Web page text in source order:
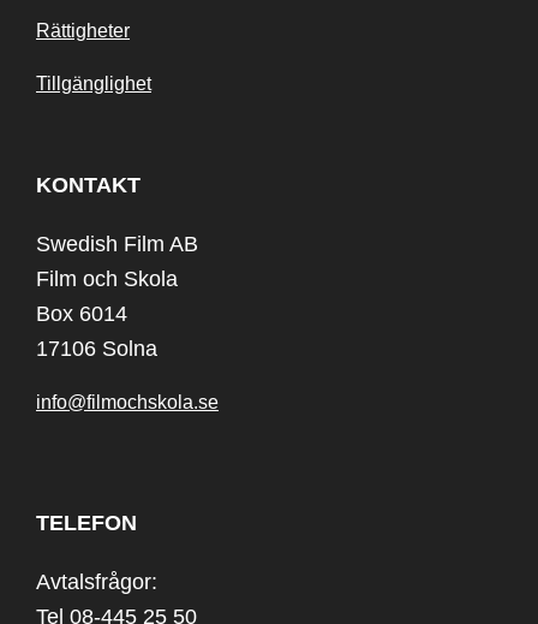
Rättigheter
Tillgänglighet
KONTAKT
Swedish Film AB
Film och Skola
Box 6014
17106 Solna
info@filmochskola.se
TELEFON
Avtalsfrågor:
Tel 08-445 25 50